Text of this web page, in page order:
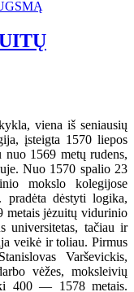
viena iš seniausių
įsteigta 1570 liepos
1569 metų rudens,
Nuo 1570 spalio 23
mokslo kolegijose
pradėta dėstyti logika,
metais jėzuitų vidurinio
universitetas, tačiau ir
veikė ir toliau. Pirmus
Varševickis,
vėžes, moksleivių
400 — 1578 metais.